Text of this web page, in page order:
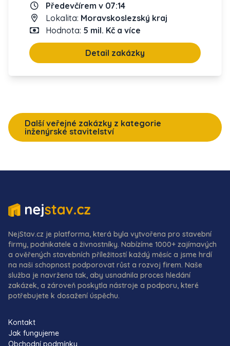
Předevčírem v 07:14
Lokalita: Moravskoslezský kraj
Hodnota: 5 mil. Kč a více
Detail zakázky
Další veřejné zakázky z kategorie
inženýrské stavitelství
NejStav.cz je platforma, která byla vytvořena pro stavební
firmy, podnikatele a živnostníky. Nabízíme 1000+ zajímavých
a ověřených stavebních příležitostí každý měsíc a jsme hrdí
na naši schopnost podporovat růst a rozvoj firem. Naše
služba je navržena tak, aby usnadnila proces hledání
zakázek, a zároveň poskytla nástroje a podporu, které
potřebujete k dosažení úspěchu.
Kontakt
Jak fungujeme
Obchodní podmínky